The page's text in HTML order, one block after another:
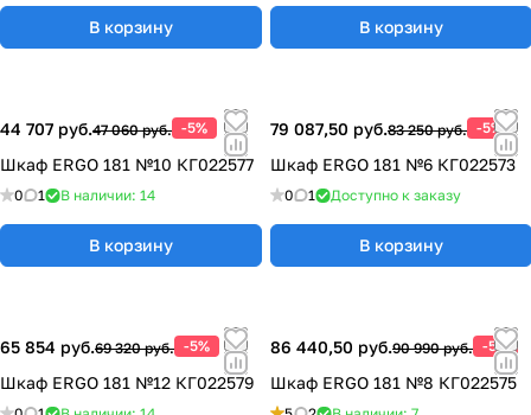
В корзину В корзину
44 707 руб.47 060 руб. -5%
Шкаф ERGO 181 №10 КГ022577
0 1 В наличии: 14
В корзину
79 087,50 руб.83 250 руб. -5%
Шкаф ERGO 181 №6 КГ022573
0 1 Доступно к заказу
В корзину
65 854 руб.69 320 руб. -5%
Шкаф ERGO 181 №12 КГ022579
86 440,50 руб.90 990 руб. -5%
Шкаф ERGO 181 №8 КГ022575